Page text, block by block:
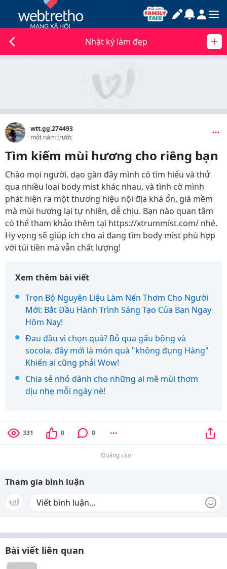
Nhật ký làm đẹp
wtt.gg.274493
một năm trước
Tìm kiếm mùi hương cho riêng bạn
Chào mọi người, dạo gần đây mình có tìm hiểu và thử
qua nhiều loại body mist khác nhau, và tình cờ mình
phát hiện ra một thương hiệu nội địa khá ổn, giá mềm
mà mùi hương lại tự nhiên, dễ chịu. Bạn nào quan tâm
có thể tham khảo thêm tại https://xtrummist.com/ nhé.
Hy vọng sẽ giúp ích cho ai đang tìm body mist phù hợp
với túi tiền mà vẫn chất lượng!
Xem thêm bài viết
Trọn Bộ Nguyên Liệu Làm Nến Thơm Cho Người
Mới: Bắt Đầu Hành Trình Sáng Tạo Của Bạn Ngay
Hôm Nay!
Đau đầu vì chọn quà? Bỏ qua gấu bông và
socola, đây mới là món quà "không đụng Hàng"
Khiến ai cũng phải Wow!
Chia sẻ nhỏ dành cho những ai mê mùi thơm
dịu nhẹ mỗi ngày nè!
331 0 0
Quảng cáo
Tham gia bình luận
Bài viết liên quan